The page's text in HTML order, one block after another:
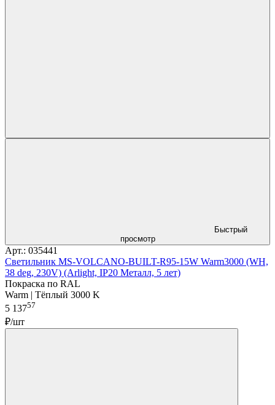
Быстрый
просмотр
Арт.: 035441
Светильник MS-VOLCANO-BUILT-R95-15W Warm3000 (WH,
38 deg, 230V) (Arlight, IP20 Металл, 5 лет)
Покраска по RAL
Warm | Тёплый 3000 K
5 13757
₽/шт